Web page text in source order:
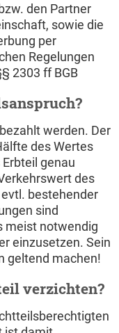
den Partner
sowie die
per
Regelungen
2303 ff BGB
werden. Der
des Wertes
genau
des
bestehender
sind
meist notwendig
einzusetzen. Sein
geltend machen!
verzichten?